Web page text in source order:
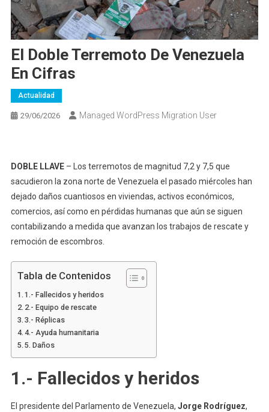
El Doble Terremoto De Venezuela
En Cifras
Actualidad
29/06/2026 Managed WordPress Migration User
DOBLE LLAVE– Los terremotos de magnitud 7,2 y 7,5 que
sacudieron la zona norte de Venezuela el pasado miércoles han
dejado daños cuantiosos en viviendas, activos económicos,
comercios, así como en pérdidas humanas que aún se siguen
contabilizando a medida que avanzan los trabajos de rescate y
remoción de escombros.
Tabla de Contenidos
1.- Fallecidos y heridos
2.- Equipo de rescate
3.- Réplicas
4.- Ayuda humanitaria
5. Daños
1.- Fallecidos y heridos
El presidente del Parlamento de Venezuela, Jorge Rodríguez,